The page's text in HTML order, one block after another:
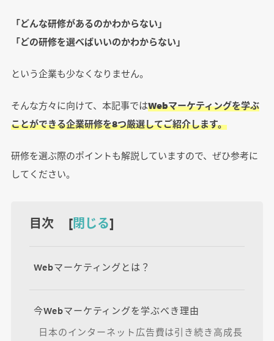
「どんな研修があるのかわからない」
「どの研修を選べばいいのかわからない」
という企業も少なくなりません。
そんな方々に向けて、本記事ではWebマーケティングを学ぶ
ことができる企業研修を8つ厳選してご紹介します。
研修を選ぶ際のポイントも解説していますので、ぜひ参考に
してください。
目次 [閉じる]
Webマーケティングとは？
今Webマーケティングを学ぶべき理由
日本のインターネット広告費は引き続き高成長